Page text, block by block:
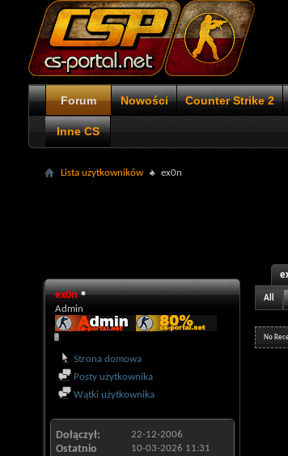
Forum Nowości Counter Strike 2
Inne CS
Lista użytkowników ex0n
ex0n
Admin
Strona domowa
Posty użytkownika
Wątki użytkownika
Dołączył 22-12-2006
Ostatnio
10-03-2026 11:31
All
No